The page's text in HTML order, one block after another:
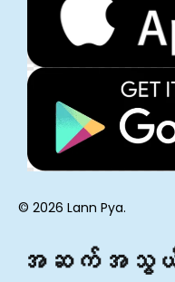
© 2026 Lann Pya.
အဆက်အသွ